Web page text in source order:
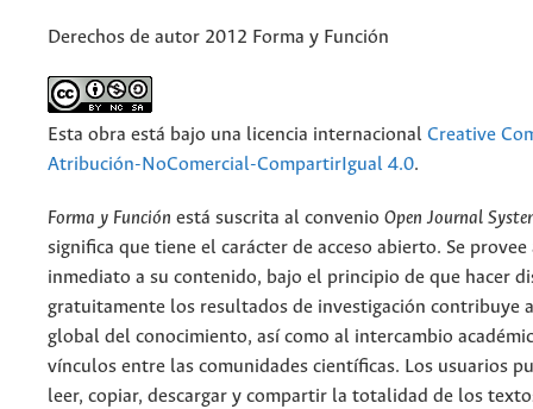
Derechos de autor 2012 Forma y Función
Esta obra está bajo una licencia internacional Creative
Atribución-NoComercial-CompartirIgual 4.0.
Forma y Función está suscrita al convenio Open Journal
significa que tiene el carácter de acceso abierto. Se provee
inmediato a su contenido, bajo el principio de que hacer
gratuitamente los resultados de investigación contribuye
global del conocimiento, así como al intercambio
vínculos entre las comunidades científicas. Los usuarios
leer, copiar, descargar y compartir la totalidad de los